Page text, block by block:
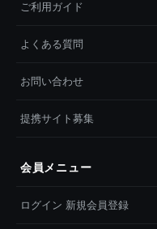
ご利用ガイド
よくある質問
お問い合わせ
提携サイト募集
会員メニュー
ログイン 新規会員登録